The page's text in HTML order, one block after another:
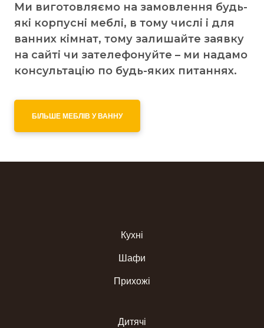
Ми виготовляємо на замовлення будь-
які корпусні меблі, в тому числі і для
ванних кімнат, тому залишайте заявку
на сайті чи зателефонуйте – ми надамо
консультацію по будь-яких питаннях.
БІЛЬШЕ МЕБЛІВ У ВАННУ
Кухні
Шафи
Прихожі
Дитячі